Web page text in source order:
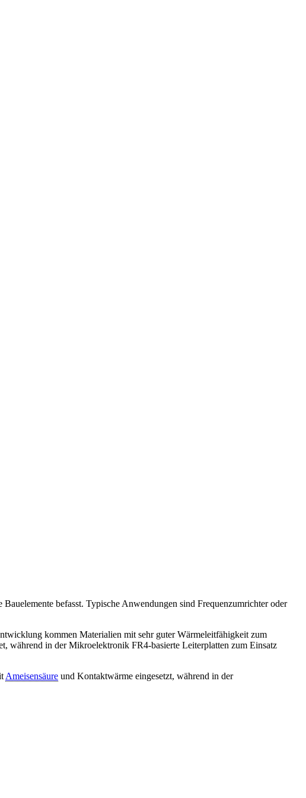
befasst. Typische Anwendungen sind Frequenzumrichter oder
kommen Materialien mit sehr guter Wärmeleitfähigkeit zum
während in der Mikroelektronik FR4-basierte Leiterplatten zum Einsatz
Ameisensäure und Kontaktwärme eingesetzt, während in der